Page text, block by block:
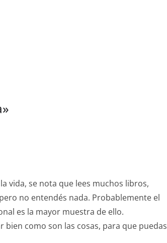
»
vida, se nota que lees muchos libros,
no entendés nada. Probablemente el
es la mayor muestra de ello.
como son las cosas, para que puedas